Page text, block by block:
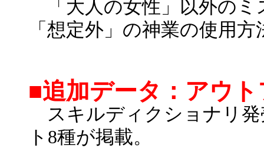
「大人の女性」以外のミ
「想定外」の神業の使用
■追加データ：アウ
スキルディクショナリ発
ト8種が掲載。